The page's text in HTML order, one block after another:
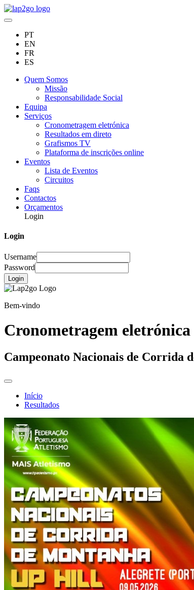
PT
EN
FR
ES
Quem Somos
Missão
Responsabilidade Social
Equipa
Serviços
Cronometragem eletrónica
Resultados em direto
Grafismos TV
Plataforma de inscrições online
Eventos
Lista de Eventos
Circuitos
Faqs
Contactos
Orçamentos
Login
Login
Username
Password
Login
Bem-vindo
Cronometragem eletrónica
Campeonato Nacionais de Corrida
Início
Resultados